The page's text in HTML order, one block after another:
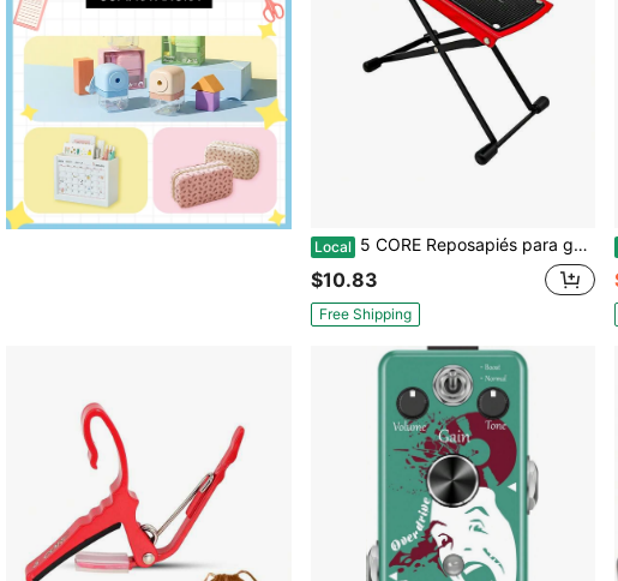
Local 5 CORE Reposapiés para guitarra de 5 núcleos, altura ajustable, plegable, reposapiés clásico
$10.83
Free Shipping